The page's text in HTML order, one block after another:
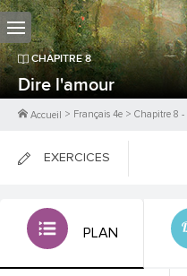
CHAPITRE8
Dire l'amour
Accueil > Français 4e > Chapitre 8 -
EXERCICES
FICHES DE COURS
PLAN